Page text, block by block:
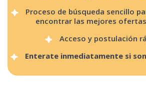
Proceso de búsqueda sencillo
encontrar las mejores
Acceso y postulación
Enterate inmediatamente si